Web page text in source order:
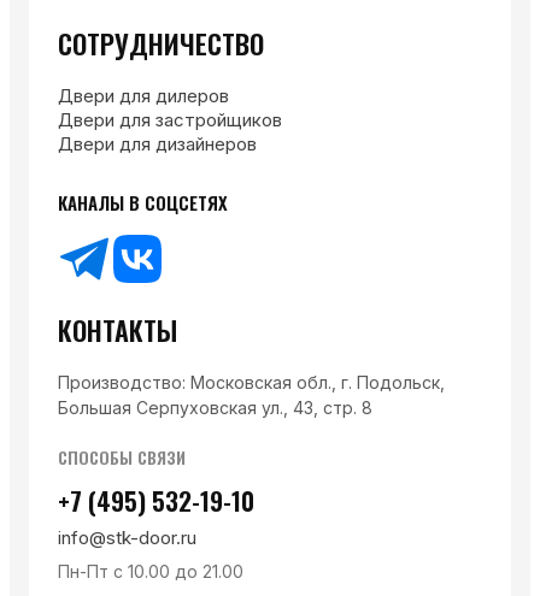
СОТРУДНИЧЕСТВО
Двери для дилеров
Двери для застройщиков
Двери для дизайнеров
КАНАЛЫ В СОЦСЕТЯХ
КОНТАКТЫ
Производство: Московская обл., г. Подольск,
Большая Серпуховская ул., 43, стр. 8
СПОСОБЫ СВЯЗИ
+7 (495) 532-19-10
info@stk-door.ru
Пн-Пт с 10.00 до 21.00